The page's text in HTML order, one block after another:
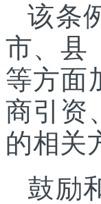
该条
市、县
等方面
商引资
的相关
鼓励